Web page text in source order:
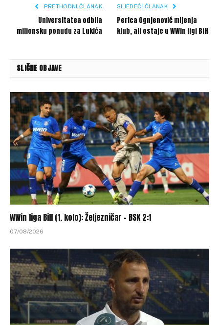
PRETHODNI ČLANAK
Universitatea odbila
milionsku ponudu za Lukića
SLJEDEĆI ČLANAK
Perica Ognjenović mijenja
klub, ali ostaje u WWin ligi BiH
SLIČNE OBJAVE
WWin liga BiH (1. kolo): Željezničar – BSK 2:1
07/08/2026